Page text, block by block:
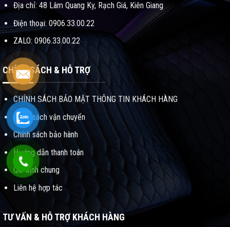
Địa chỉ: 48 Lâm Quang Ky, Rạch Giá, Kiên Giang
Điện thoại: 0906.33.00.22
ZALO: 0906.33.00.22
CHÍNH SÁCH & HỖ TRỢ
CHÍNH SÁCH BẢO MẬT THÔNG TIN KHÁCH HÀNG
Chính sách vận chuyển
Chính sách bảo hành
Hướng dẫn thanh toán
Qui định chung
Liên hệ hợp tác
TƯ VẤN & HỖ TRỢ KHÁCH HÀNG